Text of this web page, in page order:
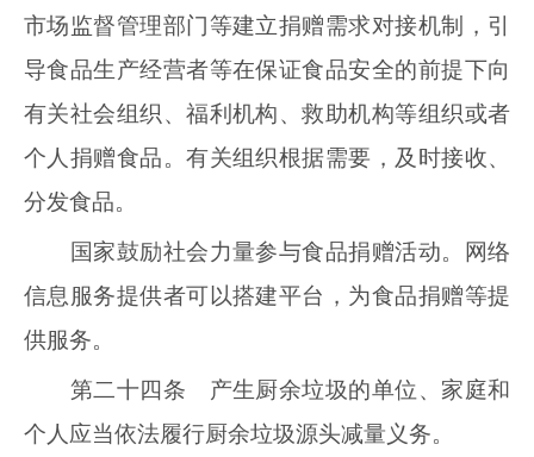
市场监督管理部门等建立捐赠需求对接机制，引
导食品生产经营者等在保证食品安全的前提下向
有关社会组织、福利机构、救助机构等组织或者
个人捐赠食品。有关组织根据需要，及时接收、
分发食品。
国家鼓励社会力量参与食品捐赠活动。网络
信息服务提供者可以搭建平台，为食品捐赠等提
供服务。
第二十四条 产生厨余垃圾的单位、家庭和
个人应当依法履行厨余垃圾源头减量义务。